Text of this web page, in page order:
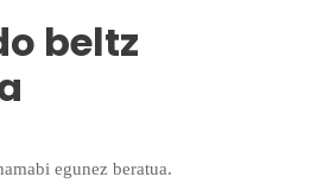
beltz
egunez beratua.